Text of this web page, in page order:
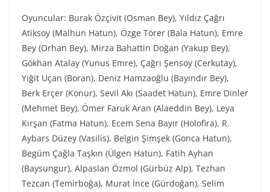
Oyuncular: Burak Özçivit (Osman Bey), Yıldız Çağrı
Atiksoy (Malhun Hatun), Özge Törer (Bala Hatun), Emre
Bey (Orhan Bey), Mirza Bahattin Doğan (Yakup Bey),
Gökhan Atalay (Yunus Emre), Çağrı Şensoy (Cerkutay),
Yiğit Uçan (Boran), Deniz Hamzaoğlu (Bayındır Bey),
Berk Erçer (Konur), Sevil Akı (Saadet Hatun), Emre Dinler
(Mehmet Bey), Ömer Faruk Aran (Alaeddin Bey), Leya
Kırşan (Fatma Hatun), Ecem Sena Bayır (Holofira), R.
Aybars Düzey (Vasilis), Belgin Şimşek (Gonca Hatun),
Begüm Çağla Taşkın (Ülgen Hatun), Fatih Ayhan
(Baysungur), Alpaslan Özmol (Gürbüz Alp), Tezhan
Tezcan (Temirboğa), Murat İnce (Gürdoğan), Selim